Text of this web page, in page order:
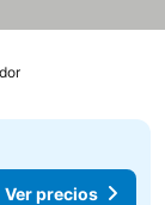
Ver precios
Ver precios